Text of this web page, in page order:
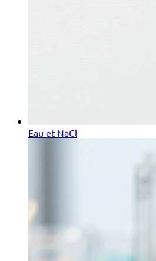
Eau et NaCl